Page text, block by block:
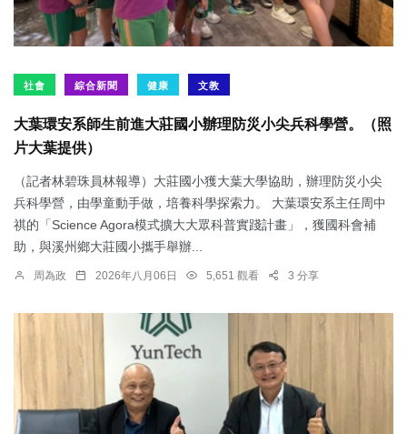
社會 綜合新聞 健康 文教
大葉環安系師生前進大莊國小辦理防災小尖兵科學營。（照
片大葉提供）
（記者林碧珠員林報導）大莊國小獲大葉大學協助，辦理防災小尖
兵科學營，由學童動手做，培養科學探索力。 大葉環安系主任周中
祺的「Science Agora模式擴大大眾科普實踐計畫」，獲國科會補
助，與溪州鄉大莊國小攜手舉辦...
周為政 2026年八月06日 5,651 觀看 3 分享